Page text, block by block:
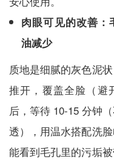
肉眼可见的改善：
油减少
质地是细腻的灰色泥
推开，覆盖全脸（避
后，等待 10-15 分钟
透），用温水搭配洗
能看到毛孔里的污垢